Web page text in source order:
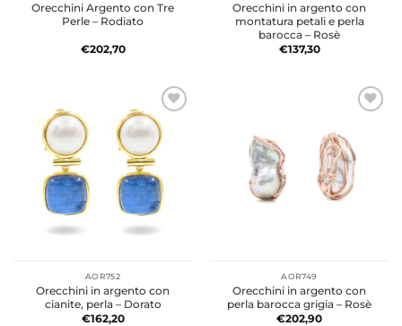
Orecchini Argento con Tre
Perle – Rodiato
€202,70
Orecchini in argento con
montatura petali e perla
barocca – Rosè
€137,30
AOR752
Orecchini in argento con
cianite, perla – Dorato
€162,20
AOR749
Orecchini in argento con
perla barocca grigia – Rosè
€202,90